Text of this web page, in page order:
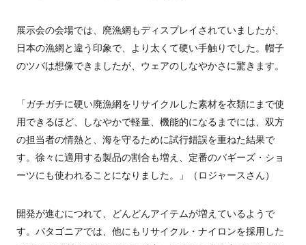
展示会の会場では、廃漁網もディスプレイされていましたが、
日本の漁網と違う印象で、より太くて硬い手触りでした。帽子
のツバは想像できましたが、ウェアのしなやかさに驚きます。
「ガチガチに硬い廃漁網をリサイクルした素材を衣類にまで使
用できるほど、しなやかで軽量、機能的になるまでには、双方
の担当者の情熱と、海を守るために試行錯誤を重ねた結果で
す。徐々に適用する製品の割合も増え、定番のバギーズ・ショ
ーツにも使われることになりました。」（ロジャースさん）
開発が進むにつれて、どんどんアイテムが増えているようで
す。パタゴニアでは、他にもリサイクル・ナイロンを採用した